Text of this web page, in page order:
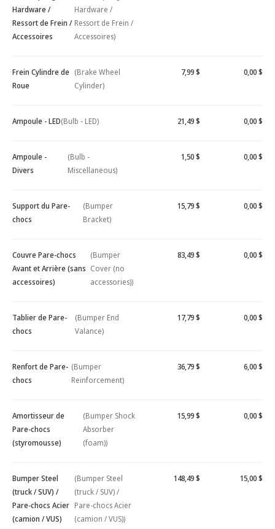
Hardware /
Ressort de Frein /
Accessoires
Hardware /
Ressort de Frein /
Accessoires)
Frein Cylindre de
Roue
(Brake Wheel
Cylinder)
7,99 $ 0,00 $
Ampoule - LED(Bulb - LED) 21,49 $ 0,00 $
Ampoule -
Divers
(Bulb -
Miscellaneous)
1,50 $ 0,00 $
Support du Pare-
chocs
(Bumper
Bracket)
15,79 $ 0,00 $
Couvre Pare-chocs
Avant et Arrière (sans
accessoires)
(Bumper
Cover (no
accessories))
83,49 $ 0,00 $
Tablier de Pare-
chocs
(Bumper End
Valance)
17,79 $ 0,00 $
Renfort de Pare-
chocs
(Bumper
Reinforcement)
36,79 $ 6,00 $
Amortisseur de
Pare-chocs
(styromousse)
(Bumper Shock
Absorber
(foam))
15,99 $ 0,00 $
Bumper Steel
(truck / SUV) /
Pare-chocs Acier
(camion / VUS)
(Bumper Steel
(truck / SUV) /
Pare-chocs Acier
(camion / VUS))
148,49 $ 15,00 $